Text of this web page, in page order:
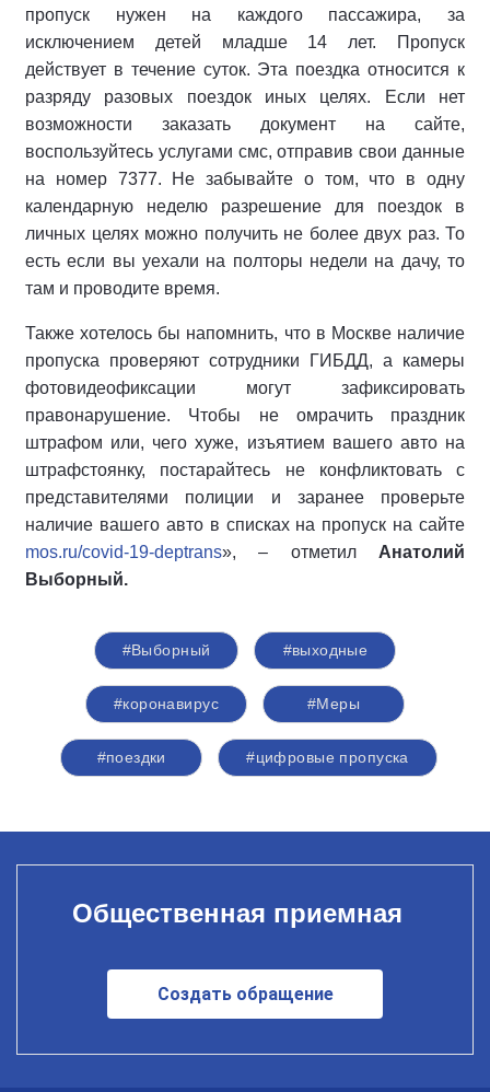
пропуск нужен на каждого пассажира, за
исключением детей младше 14 лет. Пропуск
действует в течение суток. Эта поездка относится к
разряду разовых поездок иных целях. Если нет
возможности заказать документ на сайте,
воспользуйтесь услугами смс, отправив свои данные
на номер 7377. Не забывайте о том, что в одну
календарную неделю разрешение для поездок в
личных целях можно получить не более двух раз. То
есть если вы уехали на полторы недели на дачу, то
там и проводите время.
Также хотелось бы напомнить, что в Москве наличие
пропуска проверяют сотрудники ГИБДД, а камеры
фотовидеофиксации могут зафиксировать
правонарушение. Чтобы не омрачить праздник
штрафом или, чего хуже, изъятием вашего авто на
штрафстоянку, постарайтесь не конфликтовать с
представителями полиции и заранее проверьте
наличие вашего авто в списках на пропуск на сайте
mos.ru/covid-19-deptrans», – отметил Анатолий
Выборный.
#Выборный #выходные
#коронавирус #Меры
#поездки #цифровые пропуска
Общественная приемная
Создать обращение